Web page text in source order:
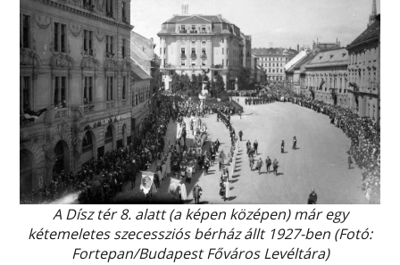
A Dísz tér 8. alatt (a képen középen) már egy
kétemeletes szecessziós bérház állt 1927-ben (Fotó:
Fortepan/Budapest Főváros Levéltára)